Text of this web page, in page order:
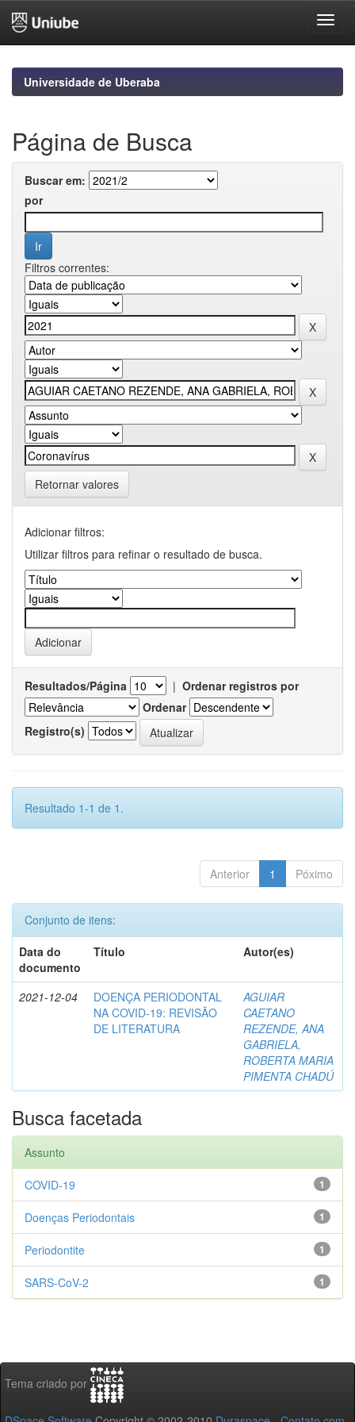
navigationUniversidade de Uberaba
Página de Busca
Buscar em:
por
Filtros correntes:
Retornar valores
Adicionar filtros:
Utilizar filtros para refinar o resultado de busca.
Resultados/Página | Ordenar registros por
Ordenar
Registro(s)
Resultado 1-1 de 1.
Anterior 1 Póximo
Conjunto de itens:
Data do
documento
Título Autor(es)
2021-12-04
DOENÇA PERIODONTAL
NA COVID-19: REVISÃO
DE LITERATURA
AGUIAR
CAETANO
REZENDE, ANA
GABRIELA,
ROBERTA MARIA
PIMENTA CHADÚ
Busca facetada
Assunto
1
COVID-19
1
Doenças Periodontais
1
Periodontite
1
SARS-CoV-2
Tema criado por